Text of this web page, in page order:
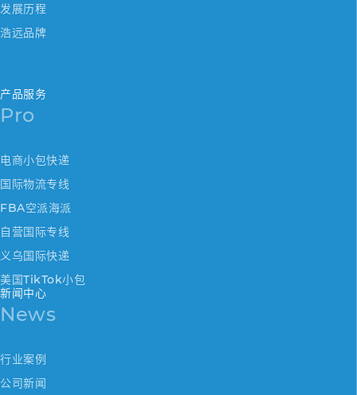
发展历程
浩远品牌
产品服务
Pro
电商小包快递
国际物流专线
FBA空派海派
自营国际专线
义乌国际快递
美国TikTok小包
新闻中心
News
行业案例
公司新闻